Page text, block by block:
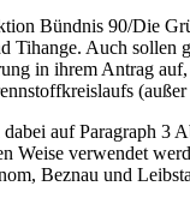
Bündnis 90/Die
Tihange. Auch sollen
in ihrem Antrag
auf Paragraph 3
Weise verwendet
Beznau und